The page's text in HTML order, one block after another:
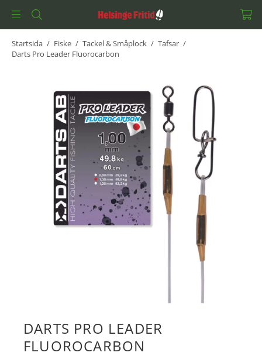
Startsida / Fiske / Tackel & Småplock / Tafsar /
Darts Pro Leader Fluorocarbon
DARTS PRO LEADER
FLUOROCARBON